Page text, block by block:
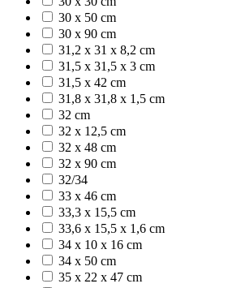
30 x 50 cm
30 x 90 cm
31,2 x 31 x 8,2 cm
31,5 x 31,5 x 3 cm
31,5 x 42 cm
31,8 x 31,8 x 1,5 cm
32 cm
32 x 12,5 cm
32 x 48 cm
32 x 90 cm
32/34
33 x 46 cm
33,3 x 15,5 cm
33,6 x 15,5 x 1,6 cm
34 x 10 x 16 cm
34 x 50 cm
35 x 22 x 47 cm